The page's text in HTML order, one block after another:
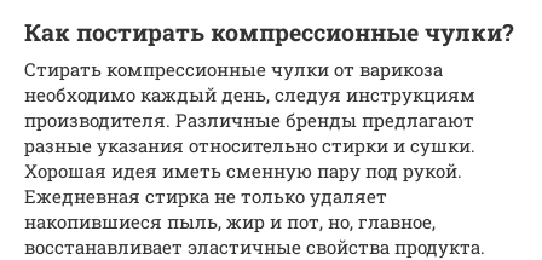
Как постирать компрессионные чулки?
Стирать компрессионные чулки от варикоза
необходимо каждый день, следуя инструкциям
производителя. Различные бренды предлагают
разные указания относительно стирки и сушки.
Хорошая идея иметь сменную пару под рукой.
Ежедневная стирка не только удаляет
накопившиеся пыль, жир и пот, но, главное,
восстанавливает эластичные свойства продукта.